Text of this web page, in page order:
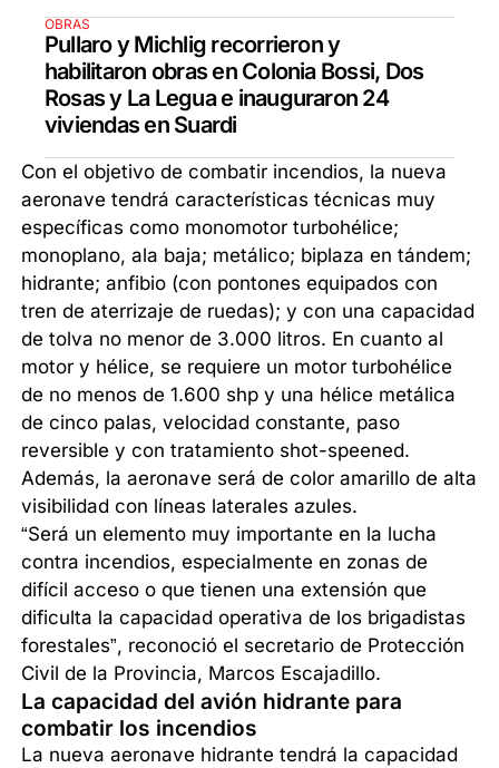
OBRAS
Pullaro y Michlig recorrieron y
habilitaron obras en Colonia Bossi, Dos
Rosas y La Legua e inauguraron 24
viviendas en Suardi
Con el objetivo de combatir incendios, la nueva
aeronave tendrá características técnicas muy
específicas como monomotor turbohélice;
monoplano, ala baja; metálico; biplaza en tándem;
hidrante; anfibio (con pontones equipados con
tren de aterrizaje de ruedas); y con una capacidad
de tolva no menor de 3.000 litros. En cuanto al
motor y hélice, se requiere un motor turbohélice
de no menos de 1.600 shp y una hélice metálica
de cinco palas, velocidad constante, paso
reversible y con tratamiento shot-speened.
Además, la aeronave será de color amarillo de alta
visibilidad con líneas laterales azules.
“Será un elemento muy importante en la lucha
contra incendios, especialmente en zonas de
difícil acceso o que tienen una extensión que
dificulta la capacidad operativa de los brigadistas
forestales”, reconoció el secretario de Protección
Civil de la Provincia, Marcos Escajadillo.
La capacidad del avión hidrante para
combatir los incendios
La nueva aeronave hidrante tendrá la capacidad